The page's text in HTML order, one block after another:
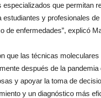
que permitan
estudiantes y profesionales
de enfermedades”, explicó
que las técnicas
después de la
y apoyar la toma de
y un diagnóstico más